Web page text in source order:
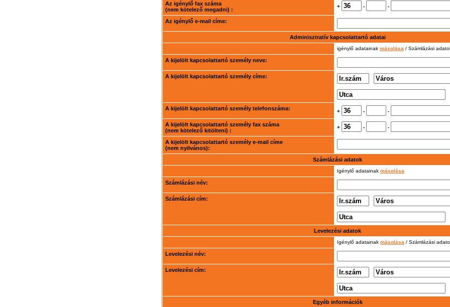
Az igénylő fax száma
(nem kötelező megadni) :
+ - -
Az igénylő e-mail címe:
Adminisztratív kapcsolattartó adatai
igénylő adatainak másolása / Számlázási
A kijelölt kapcsolattartó személy neve:
A kijelölt kapcsolattartó személy címe:
A kijelölt kapcsolattartó személy telefonszáma: + - -
A kijelölt kapcsolattartó személy fax száma
(nem kötelező kitölteni) :
+ - -
A kijelölt kapcsolattartó személy e-mail címe
(nem nyilvános):
Számlázási adatok
Igénylő adatainak másolása
Számlázási név:
Számlázási cím:
Levelezési adatok
Igénylő adatainak másolása / Számlázási
Levelezési név:
Levelezési cím:
Egyéb információk